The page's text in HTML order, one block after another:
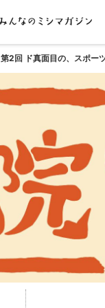
第2回 ド真面目の、スポー